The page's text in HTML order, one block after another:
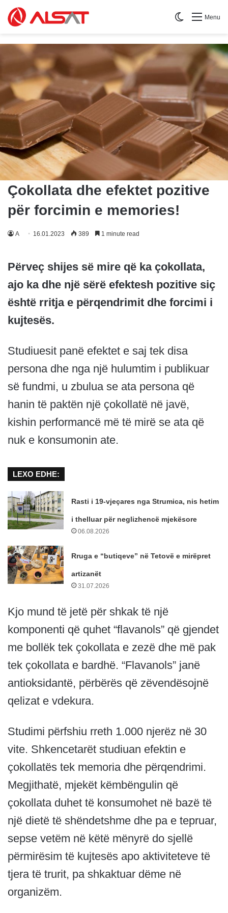
Menu
Switch skin
Çokollata dhe efektet pozitive
për forcimin e memories!
A 16.01.2023 389 1 minute read
Përveç shijes së mire që ka çokollata,
ajo ka dhe një sërë efektesh pozitive siç
është rritja e përqendrimit dhe forcimi i
kujtesës.
Studiuesit panë efektet e saj tek disa
persona dhe nga një hulumtim i publikuar
së fundmi, u zbulua se ata persona që
hanin të paktën një çokollatë në javë,
kishin performancë më të mirë se ata që
nuk e konsumonin ate.
LEXO EDHE:
Rasti i 19-vjeçares nga Strumica, nis hetim
i thelluar për neglizhencë mjekësore
06.08.2026
Rruga e “butiqeve” në Tetovë e mirëpret
artizanët
31.07.2026
Kjo mund të jetë për shkak të një
komponenti që quhet “flavanols” që gjendet
me bollëk tek çokollata e zezë dhe më pak
tek çokollata e bardhë. “Flavanols” janë
antioksidantë, përbërës që zëvendësojnë
qelizat e vdekura.
Studimi përfshiu rreth 1.000 njerëz në 30
vite. Shkencetarët studiuan efektin e
çokollatës tek memoria dhe përqendrimi.
Megjithatë, mjekët këmbëngulin që
çokollata duhet të konsumohet në bazë të
një dietë të shëndetshme dhe pa e tepruar,
sepse vetëm në këtë mënyrë do sjellë
përmirësim të kujtesës apo aktiviteteve të
tjera të trurit, pa shkaktuar dëme në
organizëm.